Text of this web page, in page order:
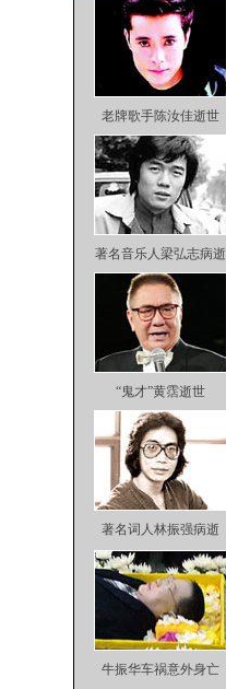
老牌歌手陈汝佳逝世
著名音乐人梁弘志病逝
“鬼才”黄霑逝世
著名词人林振强病逝
牛振华车祸意外身亡